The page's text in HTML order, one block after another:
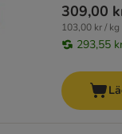
309,00
103,00 kr / kg
293,55